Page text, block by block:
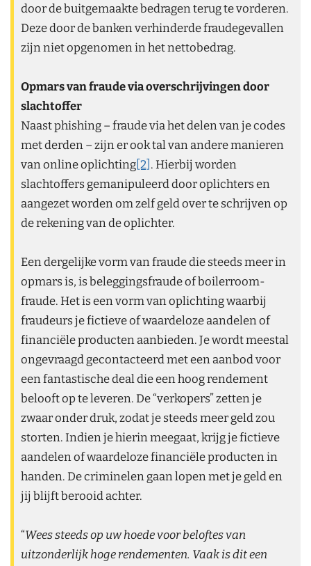
door de buitgemaakte bedragen terug te vorderen.
Deze door de banken verhinderde fraudegevallen
zijn niet opgenomen in het nettobedrag.
Opmars van fraude via overschrijvingen door
slachtoffer
Naast phishing – fraude via het delen van je codes
met derden – zijn er ook tal van andere manieren
van online oplichting[2] . Hierbij worden
slachtoffers gemanipuleerd door oplichters en
aangezet worden om zelf geld over te schrijven op
de rekening van de oplichter.
Een dergelijke vorm van fraude die steeds meer in
opmars is, is beleggingsfraude of boilerroom-
fraude. Het is een vorm van oplichting waarbij
fraudeurs je fictieve of waardeloze aandelen of
financiële producten aanbieden. Je wordt meestal
ongevraagd gecontacteerd met een aanbod voor
een fantastische deal die een hoog rendement
belooft op te leveren. De “verkopers” zetten je
zwaar onder druk, zodat je steeds meer geld zou
storten. Indien je hierin meegaat, krijg je fictieve
aandelen of waardeloze financiële producten in
handen. De criminelen gaan lopen met je geld en
jij blijft berooid achter.
“Wees steeds op uw hoede voor beloftes van
uitzonderlijk hoge rendementen. Vaak is dit een